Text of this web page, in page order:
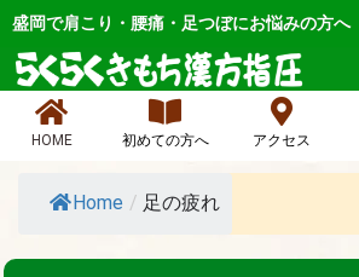
内
を
盛岡で肩こり・腰痛・足つぼにお悩みの方へ
HOME 初めての方へ アクセス
Home / 足の疲れ